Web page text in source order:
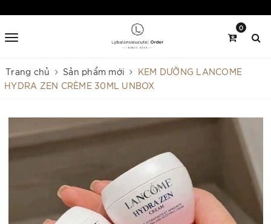
0
Trang chủ Sản phẩm mới
KEM DƯỠNG LANCOME
HYDRA ZEN CRÈME 30ML UNBOX